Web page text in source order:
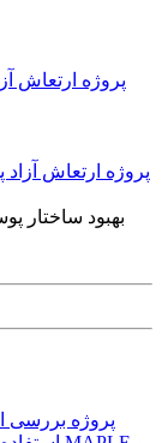
پروژه ارتعاش
بهبود ساختار